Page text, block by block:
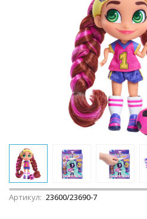
Артикул: 23600/23690-7